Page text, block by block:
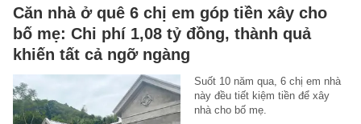
Căn nhà ở quê 6 chị em góp tiền xây cho
bố mẹ: Chi phí 1,08 tỷ đồng, thành quả
khiến tất cả ngỡ ngàng
Suốt 10 năm qua, 6 chị em nhà
này đều tiết kiệm tiền để xây
nhà cho bố mẹ.